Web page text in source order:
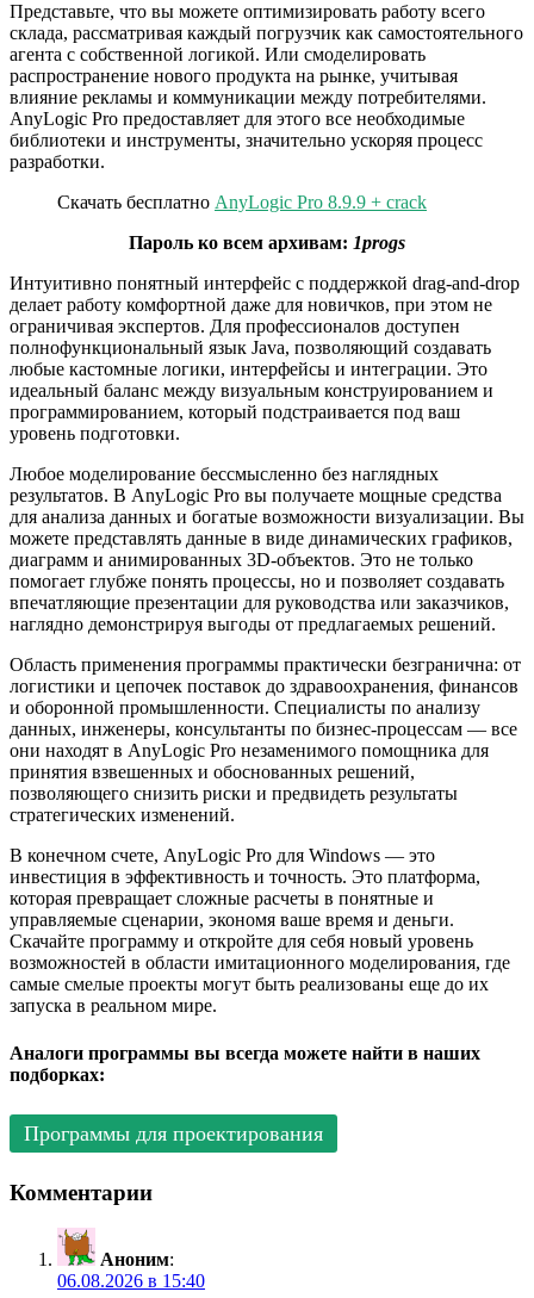
Представьте, что вы можете оптимизировать работу всего
склада, рассматривая каждый погрузчик как самостоятельного
агента с собственной логикой. Или смоделировать
распространение нового продукта на рынке, учитывая
влияние рекламы и коммуникации между потребителями.
AnyLogic Pro предоставляет для этого все необходимые
библиотеки и инструменты, значительно ускоряя процесс
разработки.
Скачать бесплатно AnyLogic Pro 8.9.9 + crack
Пароль ко всем архивам: 1progs
Интуитивно понятный интерфейс с поддержкой drag-and-drop
делает работу комфортной даже для новичков, при этом не
ограничивая экспертов. Для профессионалов доступен
полнофункциональный язык Java, позволяющий создавать
любые кастомные логики, интерфейсы и интеграции. Это
идеальный баланс между визуальным конструированием и
программированием, который подстраивается под ваш
уровень подготовки.
Любое моделирование бессмысленно без наглядных
результатов. В AnyLogic Pro вы получаете мощные средства
для анализа данных и богатые возможности визуализации. Вы
можете представлять данные в виде динамических графиков,
диаграмм и анимированных 3D-объектов. Это не только
помогает глубже понять процессы, но и позволяет создавать
впечатляющие презентации для руководства или заказчиков,
наглядно демонстрируя выгоды от предлагаемых решений.
Область применения программы практически безгранична: от
логистики и цепочек поставок до здравоохранения, финансов
и оборонной промышленности. Специалисты по анализу
данных, инженеры, консультанты по бизнес-процессам — все
они находят в AnyLogic Pro незаменимого помощника для
принятия взвешенных и обоснованных решений,
позволяющего снизить риски и предвидеть результаты
стратегических изменений.
В конечном счете, AnyLogic Pro для Windows — это
инвестиция в эффективность и точность. Это платформа,
которая превращает сложные расчеты в понятные и
управляемые сценарии, экономя ваше время и деньги.
Скачайте программу и откройте для себя новый уровень
возможностей в области имитационного моделирования, где
самые смелые проекты могут быть реализованы еще до их
запуска в реальном мире.
Аналоги программы вы всегда можете найти в наших
подборках:
Программы для проектирования
Комментарии
Аноним:
06.08.2026 в 15:40